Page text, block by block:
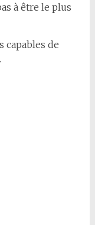
à être le plus
capables de